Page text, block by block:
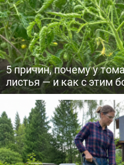
5 причин, почему у
листья — и как с этим